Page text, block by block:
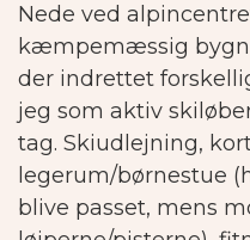
Nede ved
kæmpemæssig
der indrettet
jeg som aktiv
tag. Skiudlejning,
legerum/børnestue
blive passet, mens